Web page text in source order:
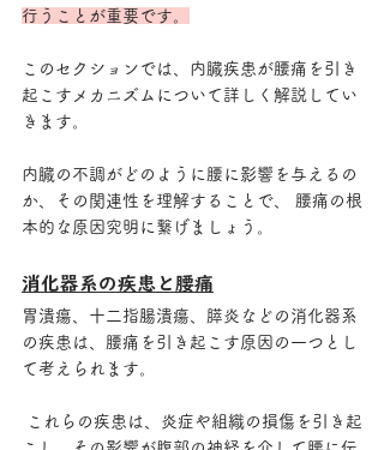
行うことが重要です。
このセクションでは、内臓疾患が腰痛を引き
起こすメカニズムについて詳しく解説してい
きます。
内臓の不調がどのように腰に影響を与えるの
か、その関連性を理解することで、 腰痛の根
本的な原因究明に繋げましょう。
消化器系の疾患と腰痛
胃潰瘍、十二指腸潰瘍、膵炎などの消化器系
の疾患は、腰痛を引き起こす原因の一つとし
て考えられます。